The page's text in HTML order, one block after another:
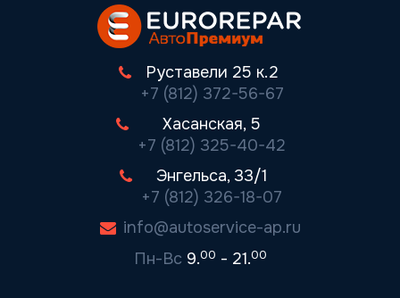
Руставели 25 к.2
+7 (812) 372-56-67
Хасанская, 5
+7 (812) 325-40-42
Энгельса, 33/1
+7 (812) 326-18-07
info@autoservice-ap.ru
Пн-Вс 9.00 - 21.00